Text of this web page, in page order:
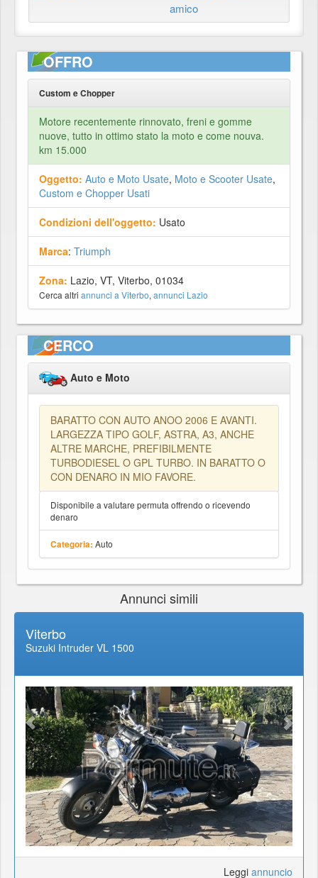
amico
OFFRO
Custom e Chopper
Motore recentemente rinnovato, freni e gomme
nuove, tutto in ottimo stato la moto e come nouva.
km 15.000
Oggetto: Auto e Moto Usate, Moto e Scooter Usate,
Custom e Chopper Usati
Condizioni dell'oggetto: Usato
Marca: Triumph
Zona: Lazio, VT, Viterbo, 01034
Cerca altri annunci a Viterbo, annunci Lazio
CERCO
Auto e Moto
BARATTO CON AUTO ANOO 2006 E AVANTI.
LARGEZZA TIPO GOLF, ASTRA, A3, ANCHE
ALTRE MARCHE, PREFIBILMENTE
TURBODIESEL O GPL TURBO. IN BARATTO O
CON DENARO IN MIO FAVORE.
Disponibile a valutare permuta offrendo o ricevendo
denaro
Categoria: Auto
Annunci simili
Viterbo
Suzuki Intruder VL 1500
Leggi annuncio